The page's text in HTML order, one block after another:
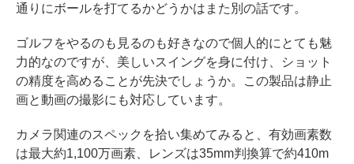
通りにボールを打てるかどうかはまた別の話です。
ゴルフをやるのも見るのも好きなので個人的にとても魅
力的なのですが、美しいスイングを身に付け、ショット
の精度を高めることが先決でしょうか。この製品は静止
画と動画の撮影にも対応しています。
カメラ関連のスペックを拾い集めてみると、有効画素数
は最大約1,100万画素、レンズは35mm判換算で約410m